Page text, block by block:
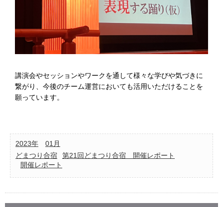
講演会やセッションやワークを通して様々な学びや気づきに
繋がり、今後のチーム運営においても活用いただけることを
願っています。
2023年
01月
どまつり合宿
第21回どまつり合宿 開催レポート
開催レポート